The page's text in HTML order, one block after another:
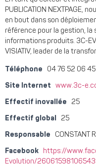
PUBLICATION NEXTPAGE,
en bout dans son
référence pour la gestion,
informations produits. 3C-
VISIATIV, leader de la
Téléphone 04 76 52 06 45
Site Internet www.3c-
Effectif inovallée 25
Effectif global 25
Responsable CONSTANT
Facebook
https://
Evolution/